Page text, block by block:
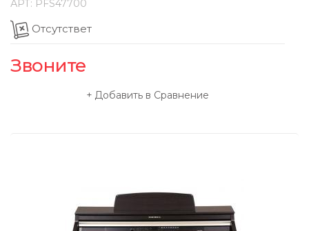
АРТ: PFS47700
Отсутствет
Звоните
Добавить в Сравнение